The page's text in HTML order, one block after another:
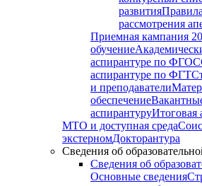
развития
рассмотрения
Приемная кампания
обучение
аспирантуре по ФГОС
аспирантуре по ФГТ
и преподаватели
обеспечение
аспирантуруИтоговая
МТО и доступная среда
экстерномДокторантура
Сведения об
Сведения об
Основные сведения